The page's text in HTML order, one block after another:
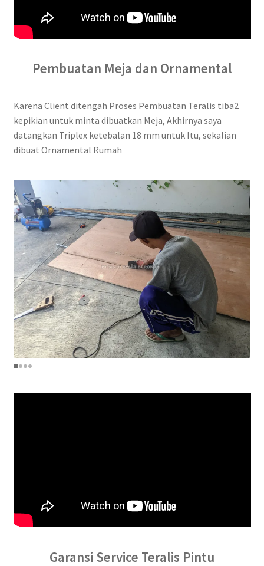
Pembuatan Meja dan Ornamental
Karena Client ditengah Proses Pembuatan Teralis tiba2
kepikian untuk minta dibuatkan Meja, Akhirnya saya
datangkan Triplex ketebalan 18 mm untuk Itu, sekalian
dibuat Ornamental Rumah
Garansi Service Teralis Pintu